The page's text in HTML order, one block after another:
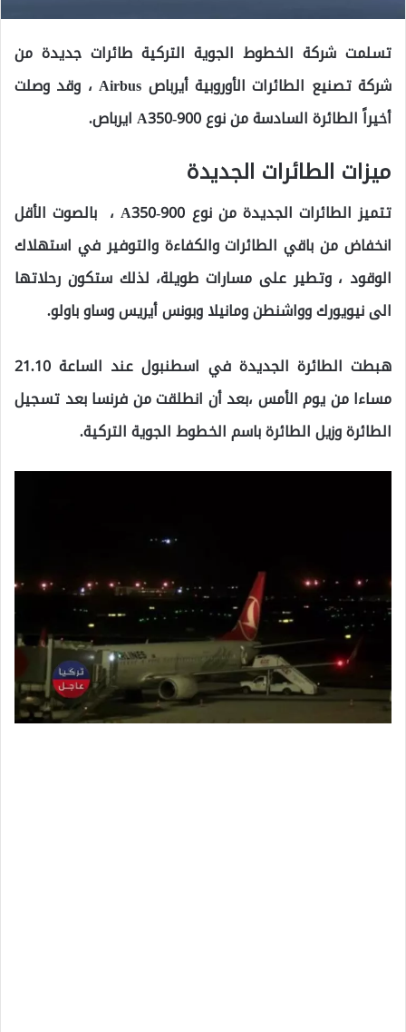
تسلمت شركة الخطوط الجوية التركية طائرات جديدة من
شركة تصنيع الطائرات الأوروبية أيرباص Airbus ، وقد وصلت
أخيراً الطائرة السادسة من نوع A350-900 ايرباص.
ميزات الطائرات الجديدة
تتميز الطائرات الجديدة من نوع A350-900 ، بالصوت الأقل
انخفاض من باقي الطائرات والكفاءة والتوفير في استهلاك
الوقود ، وتطير على مسارات طويلة، لذلك ستكون رحلاتها
الى نيويورك وواشنطن ومانيلا وبونس أيريس وساو باولو.
هبطت الطائرة الجديدة في اسطنبول عند الساعة 21.10
مساءا من يوم الأمس ،بعد أن انطلقت من فرنسا بعد تسجيل
الطائرة وزيل الطائرة باسم الخطوط الجوية التركية.